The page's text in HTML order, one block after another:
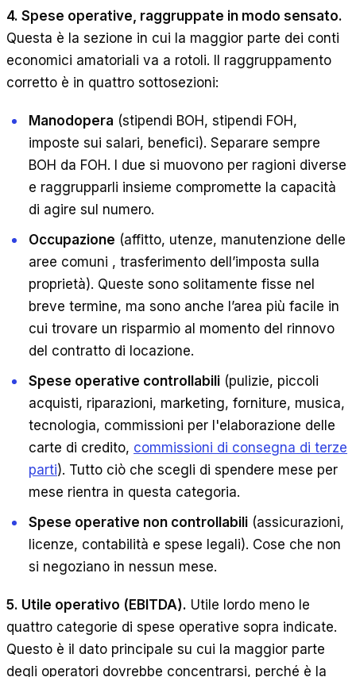
4. Spese operative, raggruppate in modo sensato.
Questa è la sezione in cui la maggior parte dei conti
economici amatoriali va a rotoli. Il raggruppamento
corretto è in quattro sottosezioni:
Manodopera (stipendi BOH, stipendi FOH,
imposte sui salari, benefici). Separare sempre
BOH da FOH. I due si muovono per ragioni diverse
e raggrupparli insieme compromette la capacità
di agire sul numero.
Occupazione (affitto, utenze, manutenzione delle
aree comuni , trasferimento dell’imposta sulla
proprietà). Queste sono solitamente fisse nel
breve termine, ma sono anche l’area più facile in
cui trovare un risparmio al momento del rinnovo
del contratto di locazione.
Spese operative controllabili (pulizie, piccoli
acquisti, riparazioni, marketing, forniture, musica,
tecnologia, commissioni per l'elaborazione delle
carte di credito, commissioni di consegna di terze
parti). Tutto ciò che scegli di spendere mese per
mese rientra in questa categoria.
Spese operative non controllabili (assicurazioni,
licenze, contabilità e spese legali). Cose che non
si negoziano in nessun mese.
5. Utile operativo (EBITDA). Utile lordo meno le
quattro categorie di spese operative sopra indicate.
Questo è il dato principale su cui la maggior parte
degli operatori dovrebbe concentrarsi, perché è la